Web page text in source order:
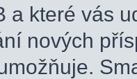
a které vás
nových